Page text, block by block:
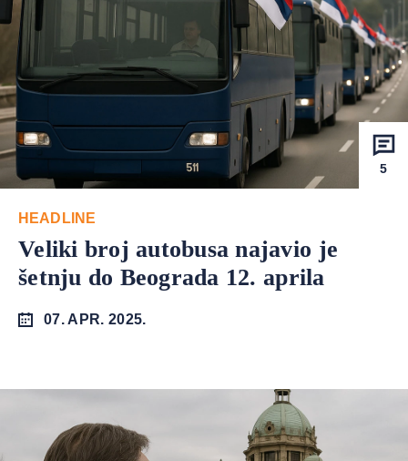
5
HEADLINE
Veliki broj autobusa najavio je
šetnju do Beograda 12. aprila
07. APR. 2025.